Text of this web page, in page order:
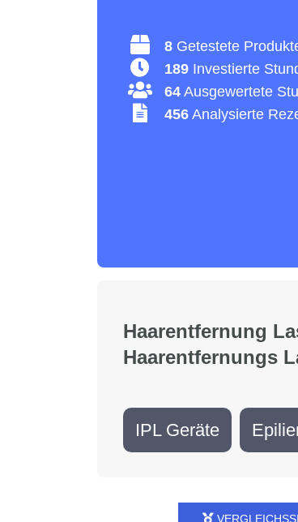
8 Getestete
189 Investierte
64 Ausgewertete
456 Analysierte
Haarentfernung
Haarentfernungs
IPL Geräte